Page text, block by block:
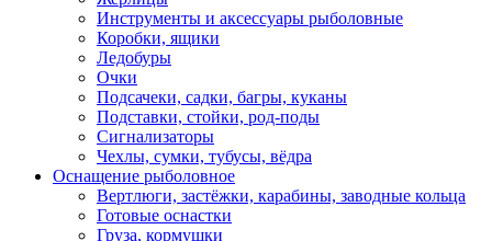
Инструменты и аксессуары рыболовные
Коробки, ящики
Ледобуры
Очки
Подсачеки, садки, багры, куканы
Подставки, стойки, род-поды
Сигнализаторы
Чехлы, сумки, тубусы, вёдра
Оснащение рыболовное
Вертлюги, застёжки, карабины, заводные кольца
Готовые оснастки
Груза, кормушки